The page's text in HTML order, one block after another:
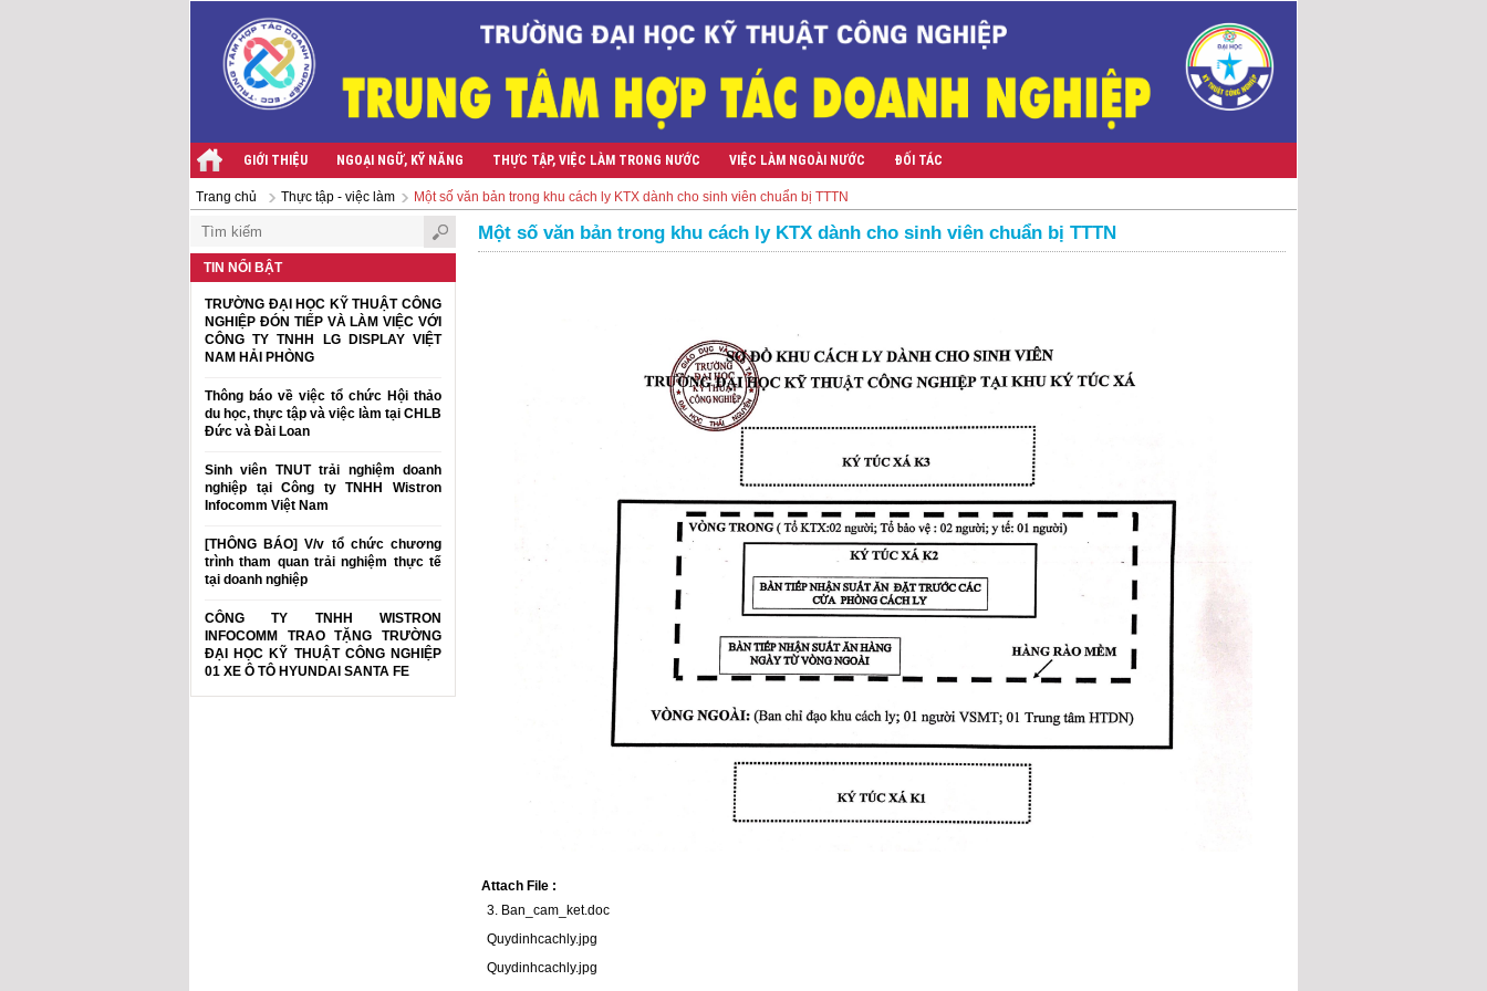
GIỚI THIỆU NGOẠI NGỮ, KỸ NĂNG THỰC TẬP, VIỆC LÀM TRONG NƯỚC VIỆC LÀM NGOÀI NƯỚC ĐỐI TÁC
Trang chủ Thực tập - việc làm Một số văn bản trong khu cách ly KTX dành cho sinh viên chuẩn bị TTTN
TIN NỔI BẬT
TRƯỜNG ĐẠI HỌC KỸ THUẬT CÔNG
NGHIỆP ĐÓN TIẾP VÀ LÀM VIỆC VỚI
CÔNG TY TNHH LG DISPLAY VIỆT
NAM HẢI PHÒNG
Thông báo về việc tổ chức Hội thảo
du học, thực tập và việc làm tại CHLB
Đức và Đài Loan
Sinh viên TNUT trải nghiệm doanh
nghiệp tại Công ty TNHH Wistron
Infocomm Việt Nam
[THÔNG BÁO] V/v tổ chức chương
trình tham quan trải nghiệm thực tế
tại doanh nghiệp
CÔNG TY TNHH WISTRON
INFOCOMM TRAO TẶNG TRƯỜNG
ĐẠI HỌC KỸ THUẬT CÔNG NGHIỆP
01 XE Ô TÔ HYUNDAI SANTA FE
Một số văn bản trong khu cách ly KTX dành cho sinh viên chuẩn bị TTTN
Attach File :
3. Ban_cam_ket.doc
Quydinhcachly.jpg
Quydinhcachly.jpg